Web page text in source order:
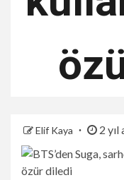
Elif Kaya 2 yıl